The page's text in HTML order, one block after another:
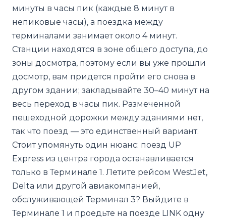
минуты в часы пик (каждые 8 минут в
непиковые часы), а поездка между
терминалами занимает около 4 минут.
Станции находятся в зоне общего доступа, до
зоны досмотра, поэтому если вы уже прошли
досмотр, вам придется пройти его снова в
другом здании; закладывайте 30–40 минут на
весь переход в часы пик. Размеченной
пешеходной дорожки между зданиями нет,
так что поезд — это единственный вариант.
Стоит упомянуть один нюанс: поезд UP
Express из центра города останавливается
только в Терминале 1. Летите рейсом WestJet,
Delta или другой авиакомпанией,
обслуживающей Терминал 3? Выйдите в
Терминале 1 и проедьте на поезде LINK одну